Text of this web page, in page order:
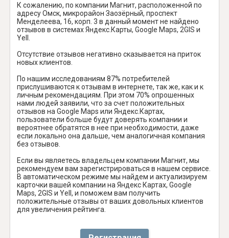
К сожалению, по компании Магнит, расположенной по
адресу Омск, микрорайон Заозёрный, проспект
Менделеева, 16, корп. 3 в данный момент не найдено
отзывов в системах Яндекс.Карты, Google Maps, 2GIS и
Yell.
Отсутствие отзывов негативно сказывается на приток
новых клиентов.
По нашим исследованиям 87% потребителей
прислушиваются к отзывам в интернете, так же, как и к
личным рекомендациям. При этом 70% опрошенных
нами людей заявили, что за счет положительных
отзывов на Google Maps или Яндекс.Картах,
пользователи больше будут доверять компании и
вероятнее обратятся в нее при необходимости, даже
если локально она дальше, чем аналогичная компания
без отзывов.
Если вы являетесь владельцем компании Магнит, мы
рекомендуем вам зарегистрироваться в нашем сервисе.
В автоматическом режиме мы найдем и актуализируем
карточки вашей компании на Яндекс Картах, Google
Maps, 2GIS и Yell, и поможем вам получить
положительные отзывы от ваших довольных клиентов
для увеличения рейтинга.